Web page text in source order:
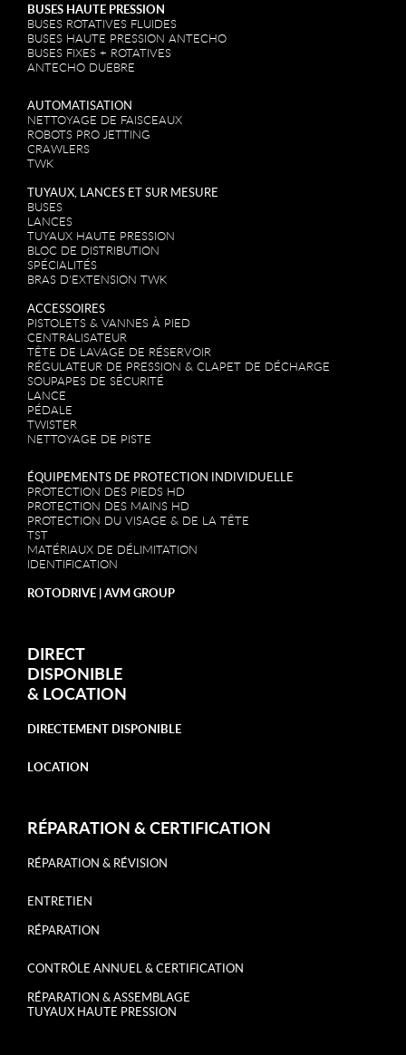
BUSES HAUTE PRESSION
BUSES ROTATIVES FLUIDES
BUSES HAUTE PRESSION ANTECHO
BUSES FIXES + ROTATIVES
ANTECHO DUEBRE
AUTOMATISATION
NETTOYAGE DE FAISCEAUX
ROBOTS PRO JETTING
CRAWLERS
TWK
TUYAUX, LANCES ET SUR MESURE
BUSES
LANCES
TUYAUX HAUTE PRESSION
BLOC DE DISTRIBUTION
SPÉCIALITÉS
BRAS D'EXTENSION TWK
ACCESSOIRES
PISTOLETS & VANNES À PIED
CENTRALISATEUR
TÊTE DE LAVAGE DE RÉSERVOIR
RÉGULATEUR DE PRESSION & CLAPET DE DÉCHARGE
SOUPAPES DE SÉCURITÉ
LANCE
PÉDALE
TWISTER
NETTOYAGE DE PISTE
ÉQUIPEMENTS DE PROTECTION INDIVIDUELLE
PROTECTION DES PIEDS HD
PROTECTION DES MAINS HD
PROTECTION DU VISAGE & DE LA TÊTE
TST
MATÉRIAUX DE DÉLIMITATION
IDENTIFICATION
ROTODRIVE | AVM GROUP
DIRECT
DISPONIBLE
&LOCATION
DIRECTEMENT DISPONIBLE
LOCATION
RÉPARATION & CERTIFICATION
RÉPARATION & RÉVISION
ENTRETIEN
RÉPARATION
CONTRÔLE ANNUEL & CERTIFICATION
RÉPARATION & ASSEMBLAGE
TUYAUX HAUTE PRESSION